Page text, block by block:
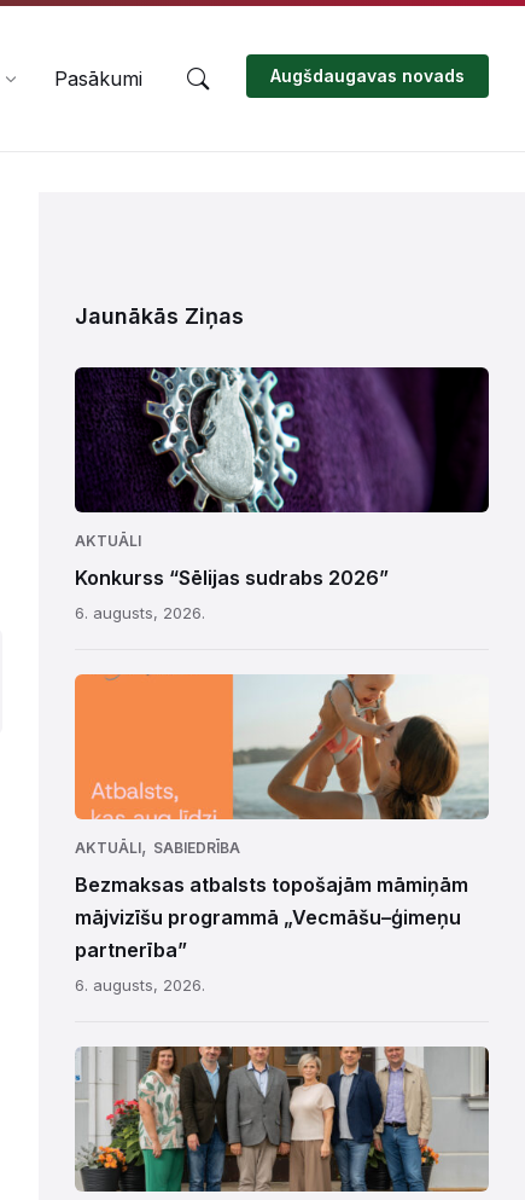
Pasākumi Augšdaugavas novads
Jaunākās Ziņas
AKTUĀLI
Konkurss “Sēlijas sudrabs 2026”
6. augusts, 2026.
AKTUĀLI, SABIEDRĪBA
Bezmaksas atbalsts topošajām māmiņām
mājvizīšu programmā „Vecmāšu–ģimeņu
partnerība”
6. augusts, 2026.